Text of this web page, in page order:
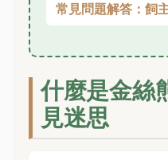
常見問題解答：飼
什麼是金絲
見迷思